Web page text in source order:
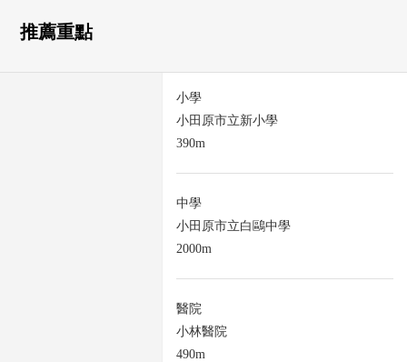
推薦重點
小學
小田原市立新小學
390m
中學
小田原市立白鷗中學
2000m
醫院
小林醫院
490m